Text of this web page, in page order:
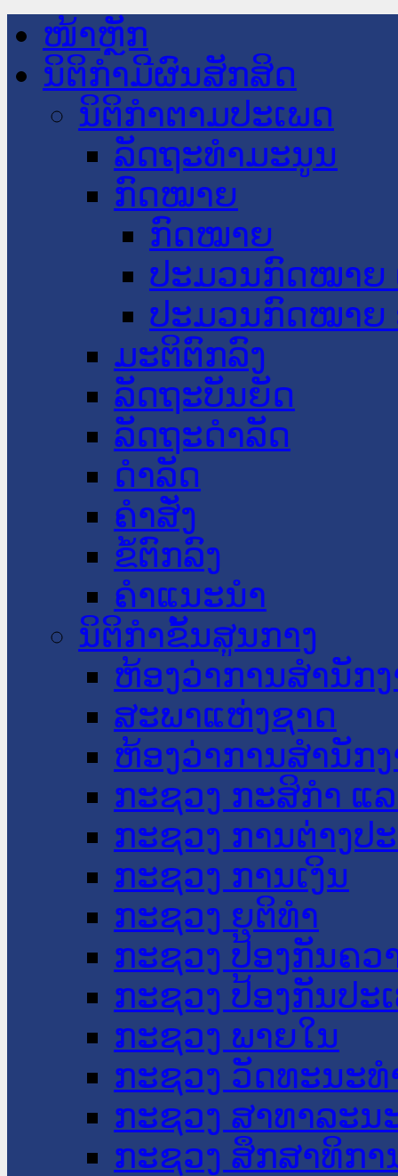
ໜ້າຫຼັກ
ນິຕິກໍາມີຜົນສັກສິດ
ນິຕິກໍາຕາມປະເພດ
ລັດຖະທໍາມະນູນ
ກົດໝາຍ
ກົດໝາຍ
ປະມວນກົດໝາຍ
ປະມວນກົດໝາຍ
ມະຕິຕົກລົງ
ລັດຖະບັນຍັດ
ລັດຖະດໍາລັດ
ດໍາລັດ
ຄໍາສັ່ງ
ຂໍ້ຕົກລົງ
ຄໍາແນະນໍາ
ນິຕິກໍາຂັ້ນສູນກາງ
ຫ້ອງວ່າການສໍານັກ
ສະພາແຫ່ງຊາດ
ຫ້ອງວ່າການສຳນັກ
ກະຊວງ ກະສິກຳ ແ
ກະຊວງ ການຕ່າງປ
ກະຊວງ ການເງິນ
ກະຊວງ ຍຸຕິທໍາ
ກະຊວງ ປ້ອງກັນຄວ
ກະຊວງ ປ້ອງກັນປະ
ກະຊວງ ພາຍໃນ
ກະຊວງ ວັດທະນະ
ກະຊວງ ສາທາລະນ
ກະຊວງ ສຶກສາທິກາ